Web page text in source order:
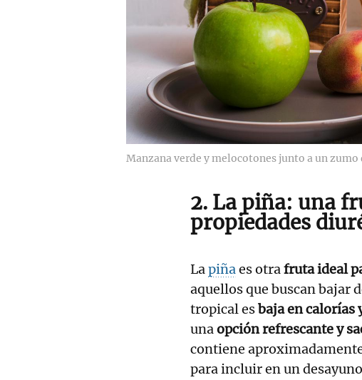
Manzana verde y melocotones junto a un zumo
2. La piña: una
propiedades
Lapiñaes otrafruta ideal
aquellos que buscan bajar
tropical esbaja en calorías
unaopción refrescante y
contiene
para incluir en un